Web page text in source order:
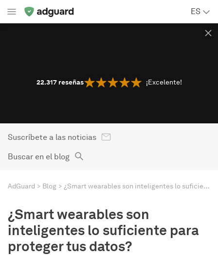
ES
22.317 reseñas ¡Excelente!
Suscríbete a las noticias
Buscar en el blog
AdGuard Blog ¿Smart wearables son inteligentes lo suficiente para proteger tus datos?
¿Smart wearables son
inteligentes lo suficiente para
proteger tus datos?